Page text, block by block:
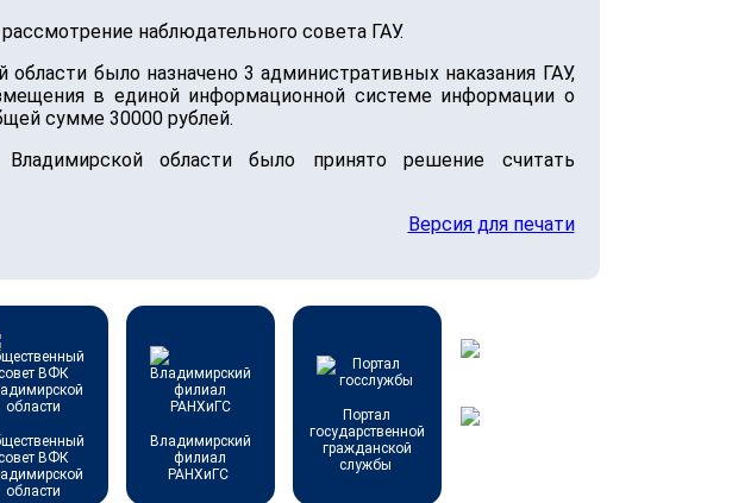
наблюдательного совета ГАУ.
было назначено 3 административных наказания ГАУ,
в единой информационной системе информации о
сумме 30000 рублей.
области было принято решение считать
Версия для печати
ВФК
области
Владимирский
филиал
РАНХиГС
Портал
государственной
гражданской
службы